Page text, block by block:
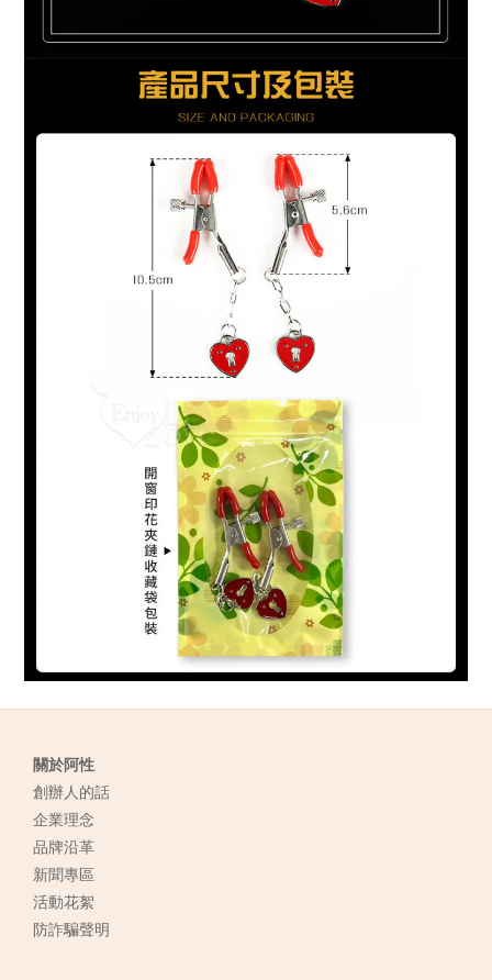
關於阿性
創辦人的話
企業理念
品牌沿革
新聞專區
活動花絮
防詐騙聲明